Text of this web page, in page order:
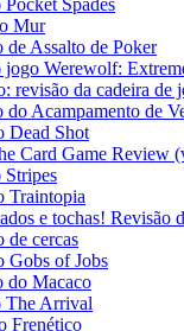
Spades
Mur
de Assalto de Poker
jogo Werewolf:
revisão da cadeira de
do Acampamento de
Dead Shot
Card Game Review
Stripes
Traintopia
e tochas! Revisão
de cercas
Gobs of Jobs
do Macaco
The Arrival
Frenético